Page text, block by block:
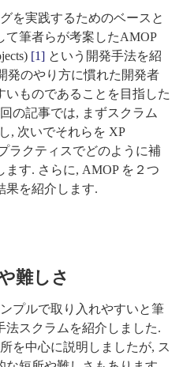
を実践するためのベースと
て筆者らが考案したAMOP
[1] という開発手法を紹
発のやり方に慣れた開発者
ものであることを目指した
の記事では, まずスクラム
, 次いでそれらを XP
ラクティスでどのように補
す. さらに, AMOP を２つ
果を紹介します.
難しさ
プルで取り入れやすいと筆
スクラムを紹介しました.
を中心に説明しましたが, ス